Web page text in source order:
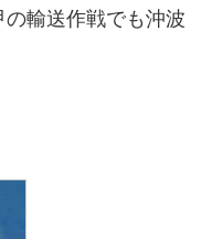
輸送作戦でも沖波